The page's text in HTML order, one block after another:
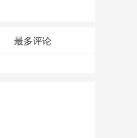
最多评论